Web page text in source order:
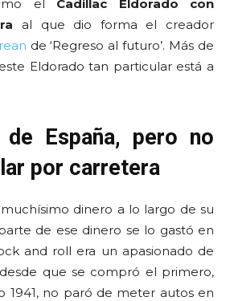
el Cadillac Eldorado con
al que dio forma el creador
de ‘Regreso al futuro’. Más de
Eldorado tan particular está a
España, pero no
por carretera
dinero a lo largo de su
de ese dinero se lo gastó en
and roll era un apasionado de
que se compró el primero,
1941, no paró de meter autos en